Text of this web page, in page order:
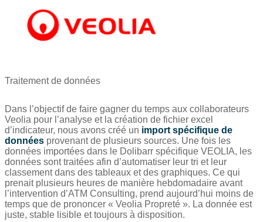
Traitement de données
Dans l’objectif de faire gagner du temps aux collaborateurs
Veolia pour l’analyse et la création de fichier excel
d’indicateur, nous avons créé un import spécifique de
données provenant de plusieurs sources. Une fois les
données importées dans le Dolibarr spécifique VEOLIA, les
données sont traitées afin d’automatiser leur tri et leur
classement dans des tableaux et des graphiques. Ce qui
prenait plusieurs heures de manière hebdomadaire avant
l’intervention d’ATM Consulting, prend aujourd’hui moins de
temps que de prononcer « Veolia Propreté ». La donnée est
juste, stable lisible et toujours à disposition.